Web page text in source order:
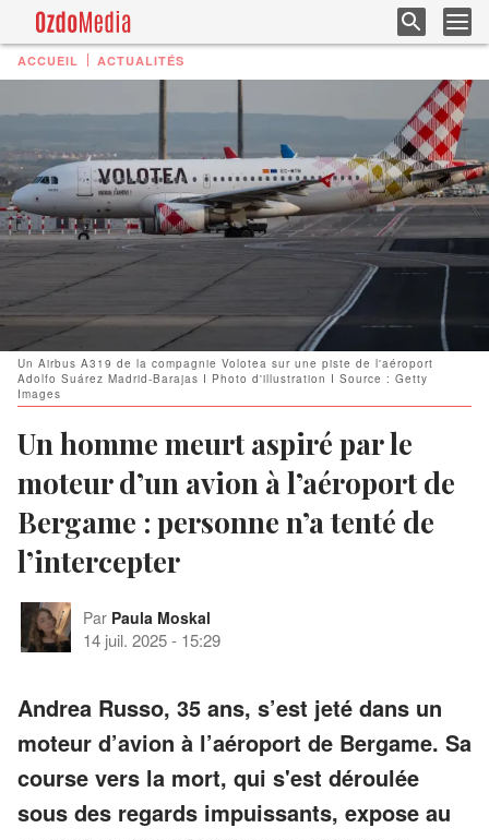
ACCUEIL ACTUALITÉS
Un Airbus A319 de la compagnie Volotea sur une piste de l'aéroport
Adolfo Suárez Madrid-Barajas I Photo d'illustration I Source : Getty
Images
Un homme meurt aspiré par le
moteur d’un avion à l’aéroport de
Bergame : personne n’a tenté de
l’intercepter
Par Paula Moskal
14 juil. 2025- 15:29
Andrea Russo, 35 ans, s’est jeté dans un
moteur d’avion à l’aéroport de Bergame. Sa
course vers la mort, qui s'est déroulée
sous des regards impuissants, expose au